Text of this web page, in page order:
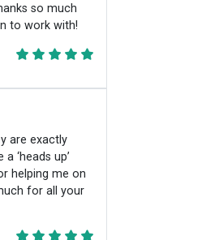
so much
to work with!
are exactly
‘heads up’
helping me on
for all your